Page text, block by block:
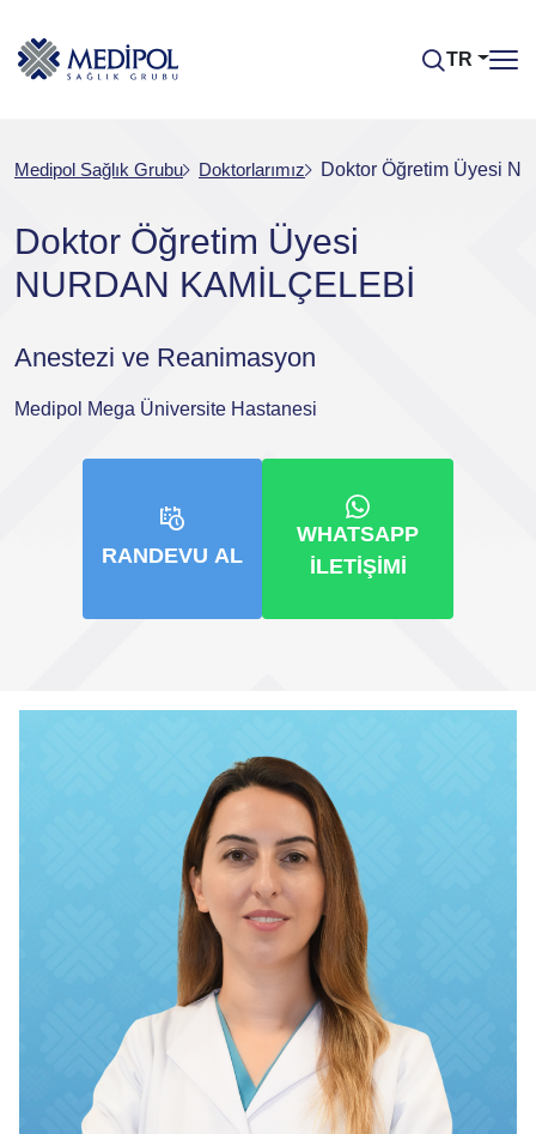
TR
Medipol Sağlık Grubu Doktorlarımız Doktor Öğretim Üyesi
Doktor Öğretim Üyesi
NURDAN KAMİLÇELEBİ
Anestezi ve Reanimasyon
Medipol Mega Üniversite Hastanesi
RANDEVU AL
WHATSAPP
İLETIŞIMI